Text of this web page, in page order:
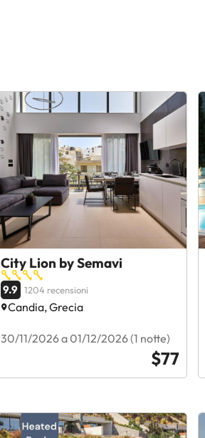
City Lion by Semavi
9.9 1204 recensioni
Candia, Grecia
30/11/2026 a 01/12/2026 (1 notte)
$77